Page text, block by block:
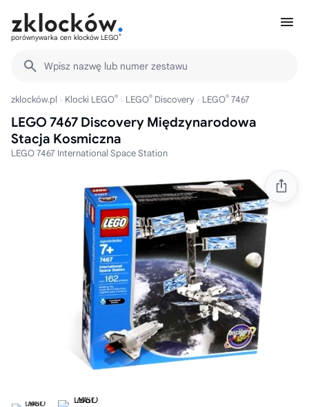
porównywarka cen klocków LEGO®
Wpisz nazwę lub numer zestawu
zklocków.pl Klocki LEGO® LEGO® Discovery LEGO® 7467
LEGO 7467 Discovery Międzynarodowa
Stacja Kosmiczna
LEGO 7467 International Space Station